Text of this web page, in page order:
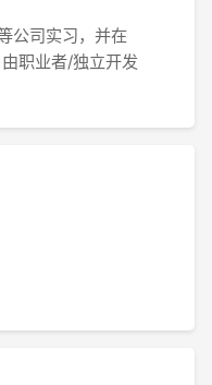
公司实习，并在
职业者/独立开发